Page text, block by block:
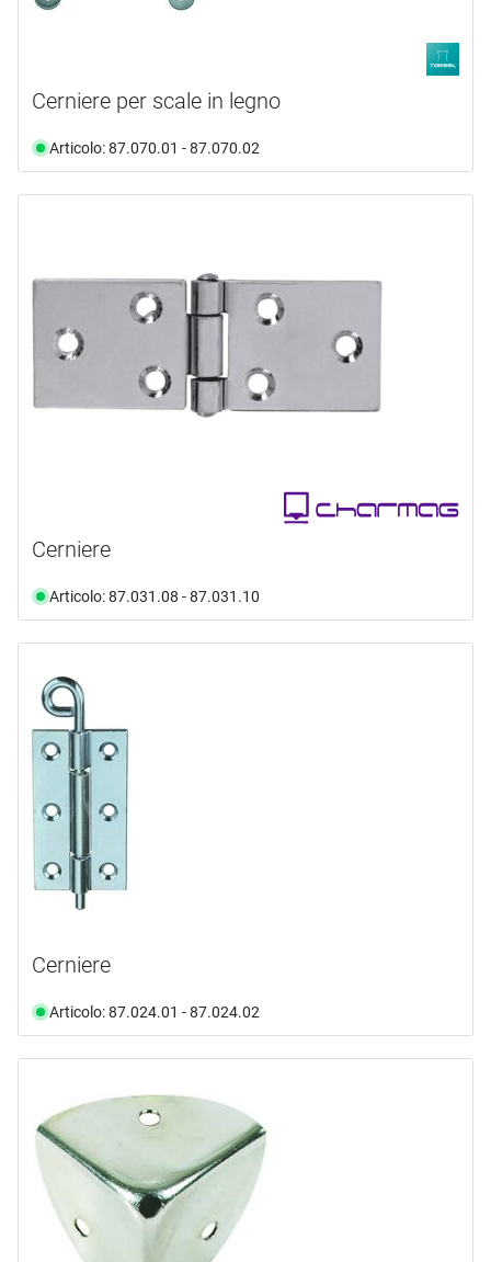
Cerniere per scale in legno
Articolo: 87.070.01 - 87.070.02
Cerniere
Articolo: 87.031.08 - 87.031.10
Cerniere
Articolo: 87.024.01 - 87.024.02